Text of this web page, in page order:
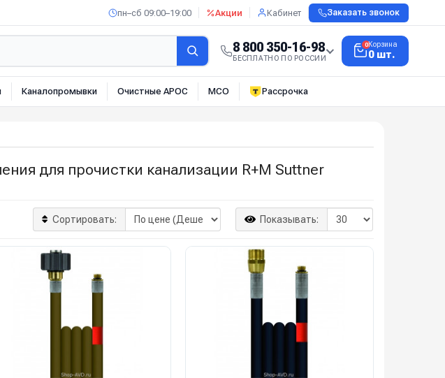
пн–сб 09:00–19:00 Акции Кабинет Заказать звонок
8 800 350-16-98
БЕСПЛАТНО ПО РОССИИ
0Корзина
0 шт.
Каналопромывки Очистные АРОС МСО Рассрочка
для прочистки канализации R+M Suttner
Сортировать: Показывать: